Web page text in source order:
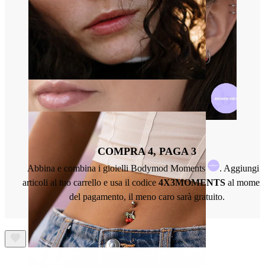
Naso
COMPRA 4, PAGA 3
Abbina e combina i gioielli Bodymod Moments
. Aggiungi
articoli al tuo carrello e usa il codice 4X3MOMENTSal
del pagamento, il meno caro sarà gratuito.